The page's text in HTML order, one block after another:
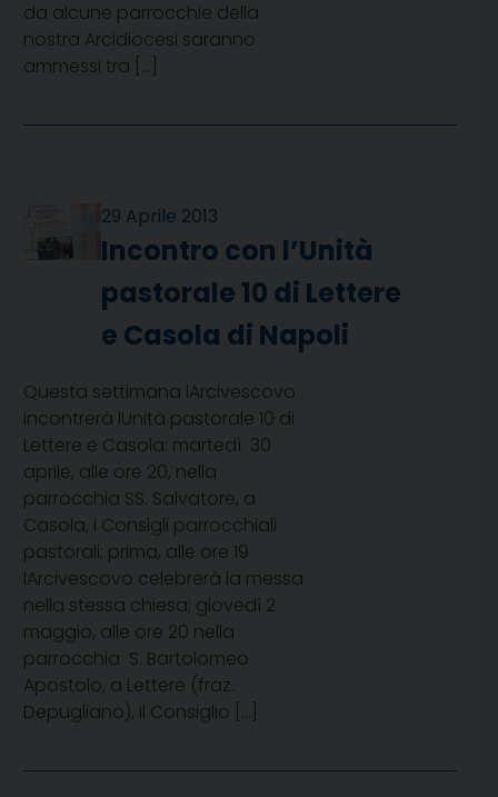
da alcune parrocchie della
nostra Arcidiocesi saranno
ammessi tra […]
29 Aprile 2013
Incontro con l’Unità
pastorale 10 di Lettere
e Casola di Napoli
Questa settimana lArcivescovo
incontrerà lUnità pastorale 10 di
Lettere e Casola: martedì 30
aprile, alle ore 20, nella
parrocchia SS. Salvatore, a
Casola, i Consigli parrocchiali
pastorali; prima, alle ore 19
lArcivescovo celebrerà la messa
nella stessa chiesa; giovedì 2
maggio, alle ore 20 nella
parrocchia S. Bartolomeo
Apostolo, a Lettere (fraz.
Depugliano), il Consiglio […]